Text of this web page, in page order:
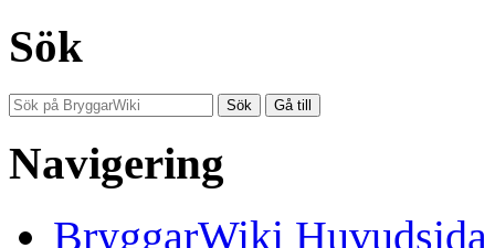
Sök
Navigering
BryggarWiki Huvudsida